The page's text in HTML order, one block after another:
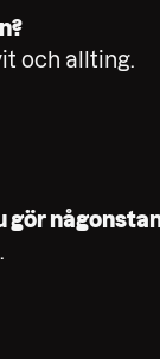
och allting.
gör